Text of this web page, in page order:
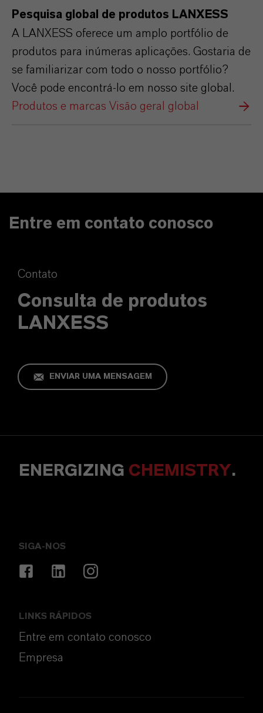
Pesquisa global de produtos LANXESS
A LANXESS oferece um amplo portfólio de
produtos para inúmeras aplicações. Gostaria de
se familiarizar com todo o nosso portfólio?
Você pode encontrá-lo em nosso site global.
Produtos e marcas Visão geral global
Entre em contato conosco
Contato
Consulta de produtos
LANXESS
ENVIAR UMA MENSAGEM
ENERGIZING CHEMISTRY.
SIGA-NOS
LINKS RÁPIDOS
Entre em contato conosco
Empresa